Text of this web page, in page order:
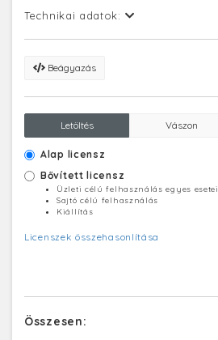
Technikai adatok:
Beágyazás
Letöltés Vászon
Alap licensz
Bővített licensz
Üzleti célú felhasználás egyes esetei
Sajtó célú felhasználás
Kiállítás
Licenszek összehasonlítása
Összesen: